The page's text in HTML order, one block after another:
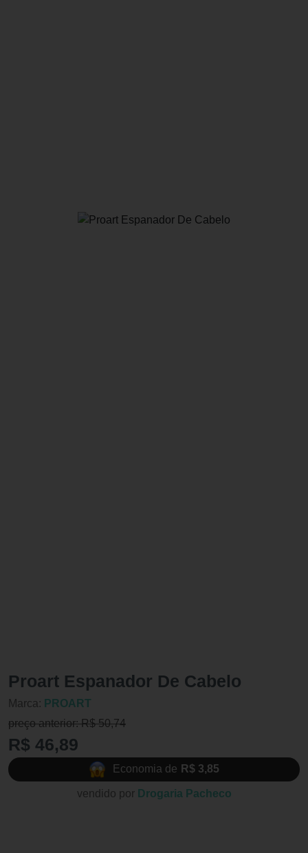
Proart Espanador De Cabelo
Marca: PROART
preço anterior: R$ 50,74
R$ 46,89
Economia de R$ 3,85
vendido por Drogaria Pacheco